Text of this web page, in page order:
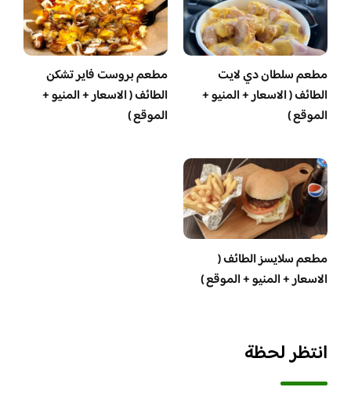
مطعم سلطان دي لايت
الطائف ( الاسعار + المنيو +
الموقع )
مطعم بروست فاير تشكن
الطائف ( الاسعار + المنيو +
الموقع )
مطعم سلايسز الطائف (
الاسعار + المنيو + الموقع )
انتظر لحظة